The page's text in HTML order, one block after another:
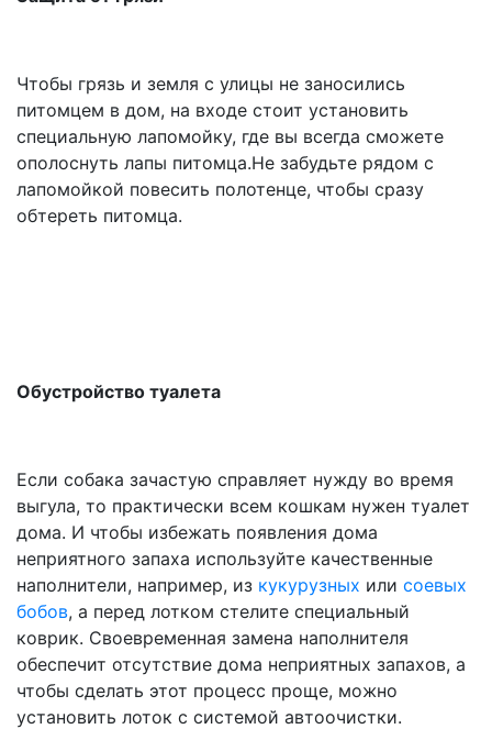
Чтобы грязь и земля с улицы не заносились
питомцем в дом, на входе стоит установить
специальную лапомойку, где вы всегда сможете
ополоснуть лапы питомца.Не забудьте рядом с
лапомойкой повесить полотенце, чтобы сразу
обтереть питомца.
Обустройство туалета
Если собака зачастую справляет нужду во время
выгула, то практически всем кошкам нужен туалет
дома. И чтобы избежать появления дома
неприятного запаха используйте качественные
наполнители, например, из кукурузных или соевых
бобов, а перед лотком стелите специальный
коврик. Своевременная замена наполнителя
обеспечит отсутствие дома неприятных запахов, а
чтобы сделать этот процесс проще, можно
установить лоток с системой автоочистки.